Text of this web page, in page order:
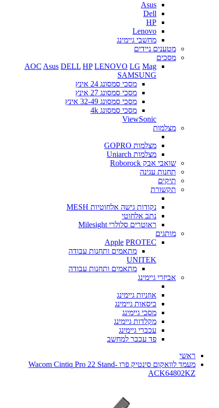
Asus
Dell
HP
Lenovo
מחשבי גיימינג
מטענים ניידים
מסכים
AOC Asus DELL HP LENOVO LG Mag
SAMSUNG
מסכי סמסונג 24 אינץ
מסכי סמסונג 27 אינץ
מסכי סמסונג 32-49 אינץ
מסכי סמסונג 4k
ViewSonic
מצלמות
מצלמות GOPRO
מצלמות Uniarch
שואבי אבק Roborock
תחנות עגינה
תיקים
תקשורת
נקודות גישה אלחוטיות MESH
נתב אלחוטי
ראוטרים סלולרי Milesight
מותגים
Apple PROTEC
מתאמים ותחנות עבודה
UNITEK
מתאמים ותחנות עבודה
אביזרי גיימינג
אוזניות גיימינג
כיסאות גיימינג
מסכי גיימינג
מקלדות גיימינג
עכברי גיימינג
פד עכבר למחשב
ראשי
מעמד לוואקום סינטיק פרו Wacom Cintiq Pro 22 Stand-
ACK64802KZ